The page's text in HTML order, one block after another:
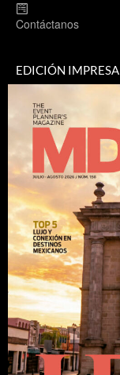
Contáctanos
EDICIÓN IMPRESA